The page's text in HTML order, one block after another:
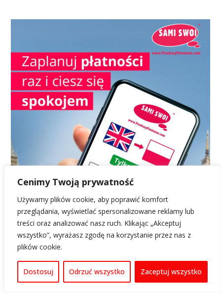
Cenimy Twoją prywatność
Używamy plików cookie, aby poprawić komfort
przeglądania, wyświetlać spersonalizowane reklamy lub
treści oraz analizować nasz ruch. Klikając „Akceptuj
wszystko”, wyrażasz zgodę na korzystanie przez nas z
plików cookie.
Dostosuj Odrzuć wszystko Zaceptuj wszystko